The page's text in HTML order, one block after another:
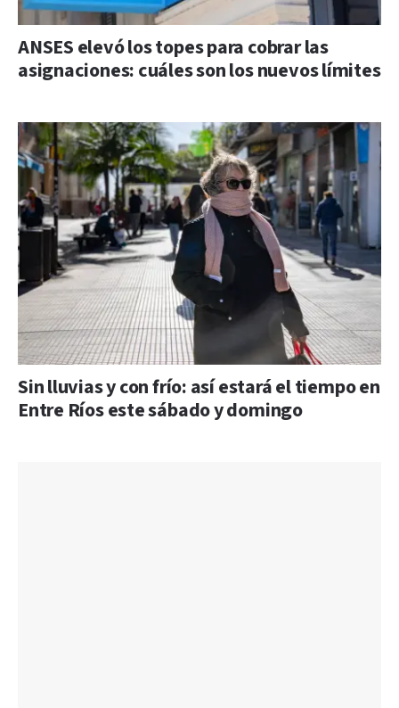
ANSES elevó los topes para cobrar las
asignaciones: cuáles son los nuevos límites
Sin lluvias y con frío: así estará el tiempo en
Entre Ríos este sábado y domingo